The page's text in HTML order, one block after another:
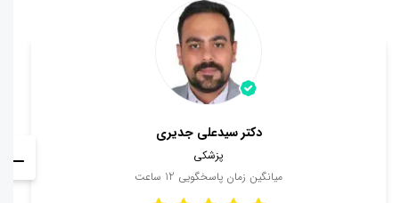
دکتر سیدعلی جدیری
پزشکی
میانگین زمان پاسخگویی 12 ساعت